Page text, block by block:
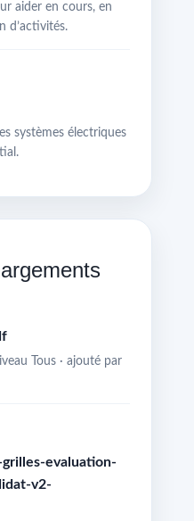
aider en cours, en
d’activités.
systèmes électriques
Tous · ajouté par
evaluation-
v2-